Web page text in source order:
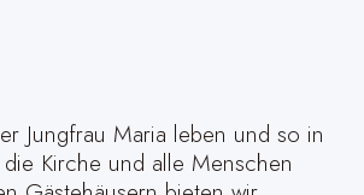
Jungfrau Maria leben und so in
Kirche und alle Menschen